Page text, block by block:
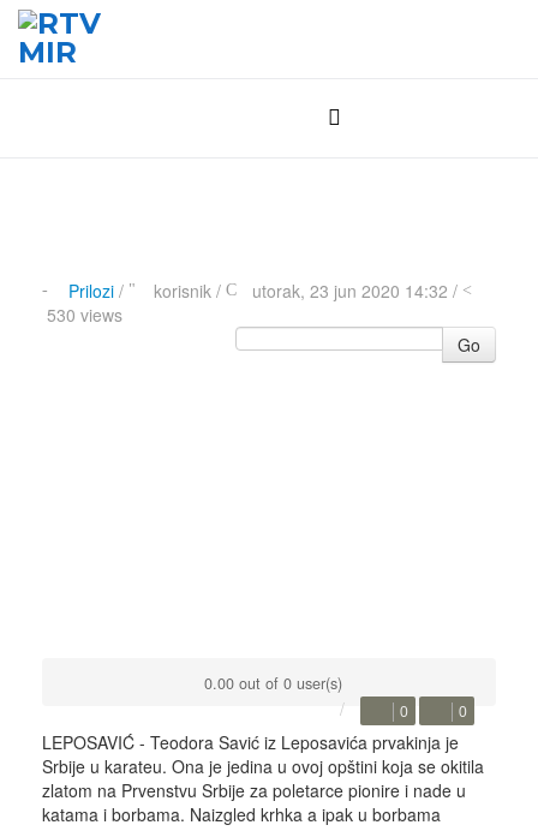
Prilozi/ korisnik /
utorak, 23 jun 2020 14:32 /
530 views
Go
0.00 out of 0 user(s)
0 0
LEPOSAVIĆ - Teodora Savić iz Leposavića prvakinja je
Srbije u karateu. Ona je jedina u ovoj opštini koja se okitila
zlatom na Prvenstvu Srbije za poletarce pionire i nade u
katama i borbama. Naizgled krhka a ipak u borbama